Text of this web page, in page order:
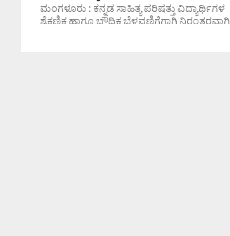
ಮಂಗಳೂರು : ಕನ್ನಡ ಸಾಹಿತ್ಯ ಪರಿಷತ್ತು ವಿದ್ಯಾರ್ಥಿಗಳ
ಶೈಕ್ಷಣಿಕ ಹಾಗೂ ಬೌದ್ಧಿಕ ಬೆಳವಣಿಗೆಗಾಗಿ ನಿರಂತರವಾಗಿ